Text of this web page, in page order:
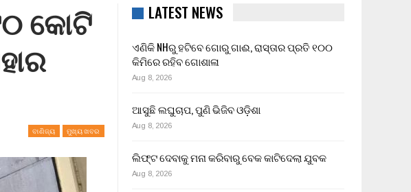
କୋଟି
ବାଣିଜ୍ୟ ମୁଖ୍ୟ ଖବର
LATEST NEWS
ଏଣିକି NHରୁ ହଟିବେ ଗୋରୁ ଗାଈ, ରାସ୍ତାର ପ୍ରତି ୧୦୦
କିମିରେ ରହିବ ଗୋଶାଳା
Aug 8, 2026
ଆସୁଛି ଲଘୁଚାପ, ପୁଣି ଭିଜିବ ଓଡ଼ିଶା
Aug 8, 2026
ଲିଫ୍ଟ ଦେବାକୁ ମନା କରିବାରୁ ବେକ କାଟିଦେଲା ଯୁବକ
Aug 8, 2026